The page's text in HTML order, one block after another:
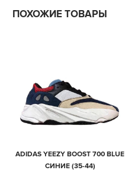
ПОХОЖИЕ ТОВАРЫ
ADIDAS YEEZY BOOST 700 BLUE
СИНИЕ (35-44)